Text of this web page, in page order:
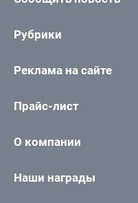
Рубрики
Реклама на сайте
Прайс-лист
О компании
Наши награды